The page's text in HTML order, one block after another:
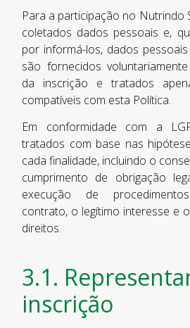
Para a participação no Nutrindo
coletados dados pessoais e,
por informá-los, dados
são fornecidos
da inscrição e tratados
compatíveis com esta Política.
Em conformidade com a
tratados com base nas
cada finalidade, incluindo o
cumprimento de obrigação
execução de
contrato, o legítimo interesse e
direitos.
3.1.
inscrição